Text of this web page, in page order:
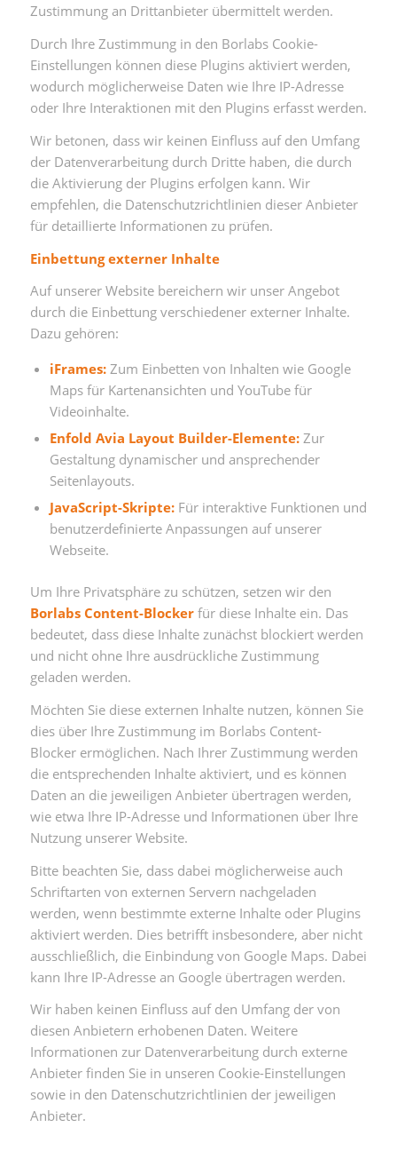
Zustimmung an Drittanbieter übermittelt werden.
Durch Ihre Zustimmung in den Borlabs Cookie-
Einstellungen können diese Plugins aktiviert werden,
wodurch möglicherweise Daten wie Ihre IP-Adresse
oder Ihre Interaktionen mit den Plugins erfasst werden.
Wir betonen, dass wir keinen Einfluss auf den Umfang
der Datenverarbeitung durch Dritte haben, die durch
die Aktivierung der Plugins erfolgen kann. Wir
empfehlen, die Datenschutzrichtlinien dieser Anbieter
für detaillierte Informationen zu prüfen.
Einbettung externer Inhalte
Auf unserer Website bereichern wir unser Angebot
durch die Einbettung verschiedener externer Inhalte.
Dazu gehören:
iFrames:Zum Einbetten von Inhalten wie Google
Maps für Kartenansichten und YouTube für
Videoinhalte.
Enfold Avia Layout Builder-Elemente:Zur
Gestaltung dynamischer und ansprechender
Seitenlayouts.
JavaScript-Skripte:Für interaktive Funktionen und
benutzerdefinierte Anpassungen auf unserer
Webseite.
Um Ihre Privatsphäre zu schützen, setzen wir den
Borlabs Content-Blockerfür diese Inhalte ein. Das
bedeutet, dass diese Inhalte zunächst blockiert werden
und nicht ohne Ihre ausdrückliche Zustimmung
geladen werden.
Möchten Sie diese externen Inhalte nutzen, können Sie
dies über Ihre Zustimmung im Borlabs Content-
Blocker ermöglichen. Nach Ihrer Zustimmung werden
die entsprechenden Inhalte aktiviert, und es können
Daten an die jeweiligen Anbieter übertragen werden,
wie etwa Ihre IP-Adresse und Informationen über Ihre
Nutzung unserer Website.
Bitte beachten Sie, dass dabei möglicherweise auch
Schriftarten von externen Servern nachgeladen
werden, wenn bestimmte externe Inhalte oder Plugins
aktiviert werden. Dies betrifft insbesondere, aber nicht
ausschließlich, die Einbindung von Google Maps. Dabei
kann Ihre IP-Adresse an Google übertragen werden.
Wir haben keinen Einfluss auf den Umfang der von
diesen Anbietern erhobenen Daten. Weitere
Informationen zur Datenverarbeitung durch externe
Anbieter finden Sie in unseren Cookie-Einstellungen
sowie in den Datenschutzrichtlinien der jeweiligen
Anbieter.